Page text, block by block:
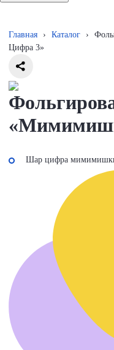
Главная › Каталог ›
Цифра 3»
Шар цифра